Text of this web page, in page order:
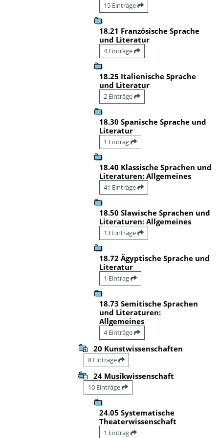
15 Einträge
18.21 Französische Sprache
und Literatur
4 Einträge
18.25 Italienische Sprache
und Literatur
2 Einträge
18.30 Spanische Sprache und
Literatur
1 Eintrag
18.40 Klassische Sprachen und
Literaturen: Allgemeines
41 Einträge
18.50 Slawische Sprachen und
Literaturen: Allgemeines
13 Einträge
18.72 Ägyptische Sprache und
Literatur
1 Eintrag
18.73 Semitische Sprachen
und Literaturen:
Allgemeines
4 Einträge
20 Kunstwissenschaften
8 Einträge
24 Musikwissenschaft
10 Einträge
24.05 Systematische
Theaterwissenschaft
1 Eintrag